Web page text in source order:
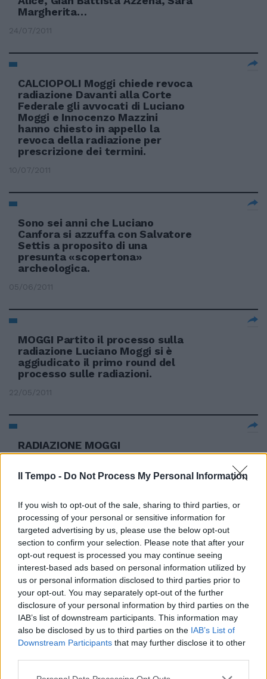
Il Tempo - Do Not Process My Personal Information
If you wish to opt-out of the sale, sharing to third parties, or
processing of your personal or sensitive information for
targeted advertising by us, please use the below opt-out
section to confirm your selection. Please note that after your
opt-out request is processed you may continue seeing
interest-based ads based on personal information utilized by
us or personal information disclosed to third parties prior to
your opt-out. You may separately opt-out of the further
disclosure of your personal information by third parties on the
IAB’s list of downstream participants. This information may
also be disclosed by us to third parties on the IAB’s List of
Downstream Participants that may further disclose it to other
Margherita…
24/07/2011
CALCIOPOLI Moggi chiede revoca
radiazione Davanti alla Corte
Federale gli avvocati di Luciano
Moggi e Innocenzo Mazzini
hanno chiesto in appello la
revoca della radiazione per
prescrizione dei termini.
10/07/2011
Sono sei anni che Luciano
Canfora si azzuffa con Salvatore
Settis a proposito di una
presunta «scopertona»
archeologica.
05/06/2011
MOGGI Partito il processo sulla
radiazione Luciano Moggi si è
aggiudicato il primo round del
processo sulle radiazioni.
22/05/2011
RADIAZIONE MOGGI
Inammissibile quesito Figc L'Alta
giudicato «inammissibile» il
dalla Federcalcio sulla titolarità
della radiazione di 42 tesserati,
tra i quali Luciano Moggi.
06/02/2011
Ligabue "Arrivederci, mostro!"
(Warner, 2 cd + dvd) Luciano ha
un problema, e bisognerà pure
che qualcuno glielo faccia
notare: è uno straordinario
concerti (come dimostra per
l'ennesima volta il dvd allegato